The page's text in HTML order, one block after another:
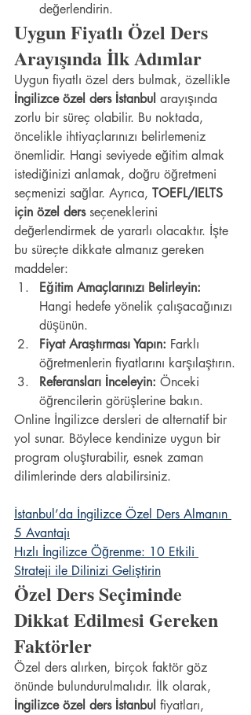
değerlendirin.
Uygun Fiyatlı Özel Ders
Arayışında İlk Adımlar
Uygun fiyatlı özel ders bulmak, özellikle
İngilizce özel ders İstanbul arayışında
zorlu bir süreç olabilir. Bu noktada,
öncelikle ihtiyaçlarınızı belirlemeniz
önemlidir. Hangi seviyede eğitim almak
istediğinizi anlamak, doğru öğretmeni
seçmenizi sağlar. Ayrıca, TOEFL/IELTS
için özel ders seçeneklerini
değerlendirmek de yararlı olacaktır. İşte
bu süreçte dikkate almanız gereken
maddeler:
Eğitim Amaçlarınızı Belirleyin:
Hangi hedefe yönelik çalışacağınızı
düşünün.
Fiyat Araştırması Yapın: Farklı
öğretmenlerin fiyatlarını karşılaştırın.
Referansları İnceleyin: Önceki
öğrencilerin görüşlerine bakın.
Online İngilizce dersleri de alternatif bir
yol sunar. Böylece kendinize uygun bir
program oluşturabilir, esnek zaman
dilimlerinde ders alabilirsiniz.
İstanbul’da İngilizce Özel Ders Almanın
5 Avantajı
Hızlı İngilizce Öğrenme: 10 Etkili
Strateji ile Dilinizi Geliştirin
Özel Ders Seçiminde
Dikkat Edilmesi Gereken
Faktörler
Özel ders alırken, birçok faktör göz
önünde bulundurulmalıdır. İlk olarak,
İngilizce özel ders İstanbul fiyatları,